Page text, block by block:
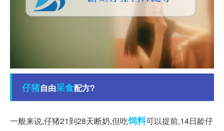
仔猪自由采食配方?
一般来说,仔猪21到28天断奶,但吃饲料可以提前,14日龄仔